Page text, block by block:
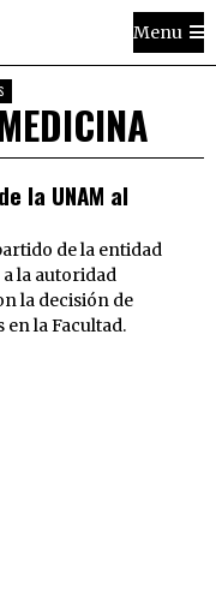
Menu
la UNAM al
de la entidad
la autoridad
la decisión de
en la Facultad.